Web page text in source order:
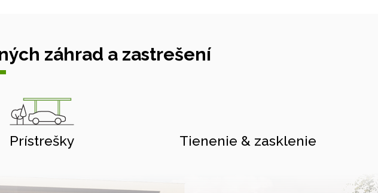
záhrad a zastrešení
Prístrešky Tienenie & zasklenie